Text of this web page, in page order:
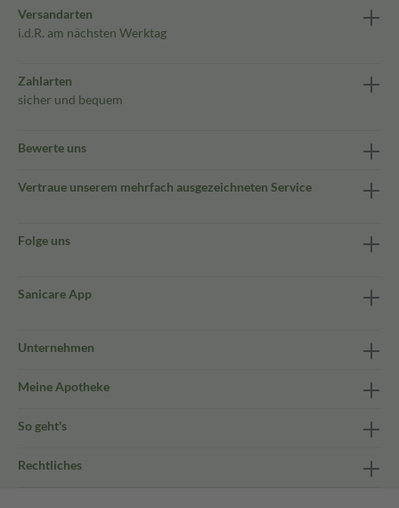
Versandarten
i.d.R. am nächsten Werktag
Zahlarten
sicher und bequem
Bewerte uns
Vertraue unserem mehrfach ausgezeichneten Service
Folge uns
Sanicare App
Unternehmen
Meine Apotheke
So geht's
Rechtliches